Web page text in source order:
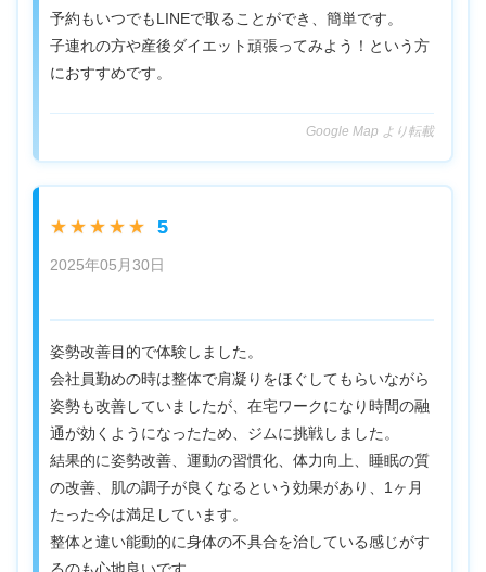
予約もいつでもLINEで取ることができ、簡単です。
子連れの方や産後ダイエット頑張ってみよう！という方
におすすめです。
Google Map より転載
★★★★★ 5
2025年05月30日
姿勢改善目的で体験しました。
会社員勤めの時は整体で肩凝りをほぐしてもらいながら
姿勢も改善していましたが、在宅ワークになり時間の融
通が効くようになったため、ジムに挑戦しました。
結果的に姿勢改善、運動の習慣化、体力向上、睡眠の質
の改善、肌の調子が良くなるという効果があり、1ヶ月
たった今は満足しています。
整体と違い能動的に身体の不具合を治している感じがす
るのも心地良いです。